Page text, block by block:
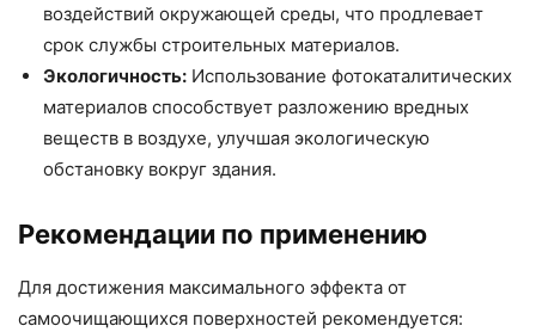
воздействий окружающей среды, что продлевает
срок службы строительных материалов.
Экологичность: Использование фотокаталитических
материалов способствует разложению вредных
веществ в воздухе, улучшая экологическую
обстановку вокруг здания.
Рекомендации по применению
Для достижения максимального эффекта от
самоочищающихся поверхностей рекомендуется: